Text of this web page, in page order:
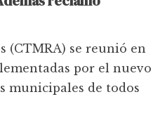
(CTMRA) se reunió en
por el nuevo
municipales de todos